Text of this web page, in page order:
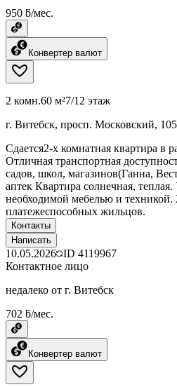
950 ƃ/мес.
Конвертер валют
2 комн.60 м²7/12 этаж
г. Витебск, просп. Московский,
Сдается2-х комнатная квартира в
Отличная транспортная
садов, школ, магазинов(Ганна,
аптек Квартира солнечная,
необходимой мебелью и
платежеспособных жильцов.
Контакты
Написать
10.05.2026 ID 4119967
Контактное лицо
недалеко от г. Витебск
702 ƃ/мес.
Конвертер валют